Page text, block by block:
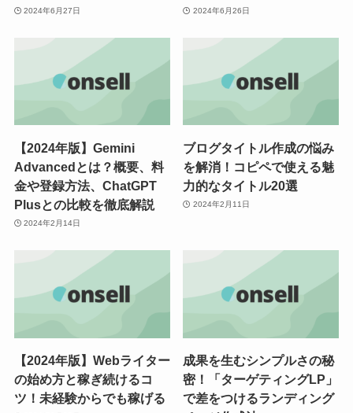
2024年6月27日 2024年6月26日
【2024年版】Gemini
Advancedとは？概要、料
金や登録方法、ChatGPT
Plusとの比較を徹底解説
2024年2月14日
ブログタイトル作成の悩み
を解消！コピペで使える魅
力的なタイトル20選
2024年2月11日
【2024年版】Webライター
の始め方と稼ぎ続けるコ
ツ！未経験からでも稼げる
成果を生むシンプルさの秘
密！「ターゲティングLP」
で差をつけるランディング